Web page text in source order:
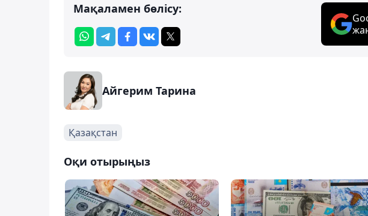
Мақаламен бөлісу:
Айгерим Тарина
Қазақстан
Оқи отырыңыз